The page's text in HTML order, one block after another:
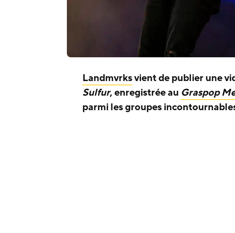
Landmvrksvient de publier une
Sulfur, enregistrée au Graspop
parmi les groupes